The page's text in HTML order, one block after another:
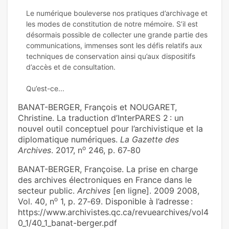
Le numérique bouleverse nos pratiques d’archivage et
les modes de constitution de notre mémoire. S’il est
désormais possible de collecter une grande partie des
communications, immenses sont les défis relatifs aux
techniques de conservation ainsi qu’aux dispositifs
d’accès et de consultation.
BANAT-BERGER, François et NOUGARET,
Christine. La tra­duc­tion d’InterPARES 2 : un
nouvel outil concep­tuel pour l’archi­vis­ti­que et la
diplo­ma­ti­que numé­ri­ques. La Gazette des
Archives. 2017, no 246, p. 67‑80
BANAT-BERGER, Françoise. La prise en charge
des archives électroniques en France dans le
secteur public. Archives [en ligne]. 2009 2008,
Vol. 40, no 1, p. 27‑69. Disponible à l’adresse :
https://www.archivistes.qc.ca/revuearchives/vol4
0_1/40_1_banat-berger.pdf